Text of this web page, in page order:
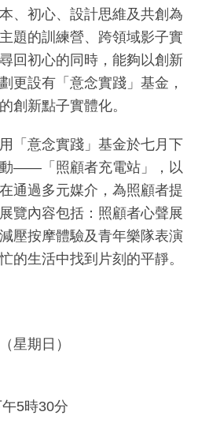
、初心、設計思維及共創為
題的訓練營、跨領域影子實
回初心的同時，能夠以創新
更設有「意念實踐」基金，
創新點子實體化。
「意念實踐」基金於七月下
——「照顧者充電站」，以
通過多元媒介，為照顧者提
覽內容包括：照顧者心聲展
壓按摩體驗及青年樂隊表演
的生活中找到片刻的平靜。
星期日）
5時30分